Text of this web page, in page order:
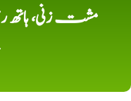
مشت زنی، ہاتھ